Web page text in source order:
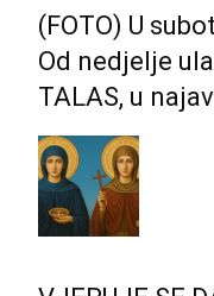
(FOTO) U
Od nedjelje
TALAS, u